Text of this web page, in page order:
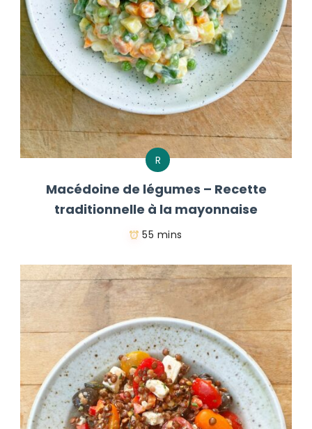
R
Macédoine de légumes – Recette
traditionnelle à la mayonnaise
55 mins